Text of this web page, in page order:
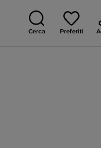
Cerca Preferiti